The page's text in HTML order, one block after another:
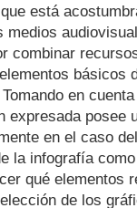
está
medios
combinar
básicos
en
expresada posee
en el caso
la infografía
qué elementos
de los